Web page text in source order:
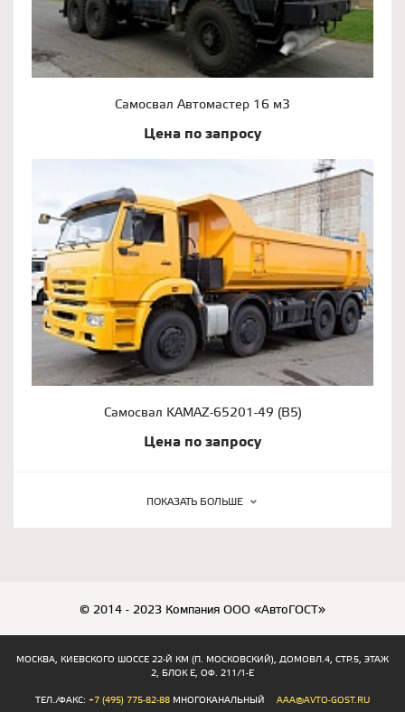
Самосвал Автомастер 16 м3
Цена по запросу
Самосвал KAMAZ-65201-49 (B5)
Цена по запросу
ПОКАЗАТЬ БОЛЬШЕ
© 2014 - 2023 Компания ООО «АвтоГОСТ»
МОСКВА, КИЕВСКОГО ШОССЕ 22-Й КМ (П. МОСКОВСКИЙ), ДОМОВЛ.4, СТР.5, ЭТАЖ
2, БЛОК Е, ОФ. 211/1-Е
ТЕЛ./ФАКС: +7 (495) 775-82-88 МНОГОКАНАЛЬНЫЙ AAA@AVTO-GOST.RU